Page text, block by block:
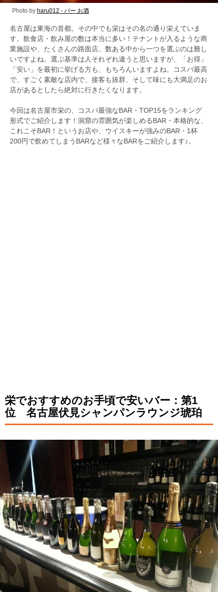
Photo by haru012 - バー お酒
名古屋は東海の首都。その中でも栄はその名の通り栄えていま
す。飲食店・飲み屋の数は本当に多い！テナントが入るような商
業施設や、たくさんの路面店、数ある中から一つを選ぶのは難し
いですよね。選ぶ基準は人それぞれ違うと思いますが、「お得」
「安い」を最初に挙げる方も、もちろんいますよね。コスパ最高
で、すごく素敵な店内で、接客も抜群、そして味にも大満足のお
店があるとしたら絶対に行きたくなります。
今回は名古屋市栄の、コスパ最強なBAR・TOP15をランキング
形式でご紹介します！洞窟の雰囲気が楽しめるBAR・本格的な、
これこそBAR！というお店や、ウイスキーが強みのBAR・1杯
200円で飲めてしまうBARなど様々なBARをご紹介します♪。
栄でおすすめのお手頃で安いバー：第1
位 名古屋伏見シャンパンラウンジ琥珀